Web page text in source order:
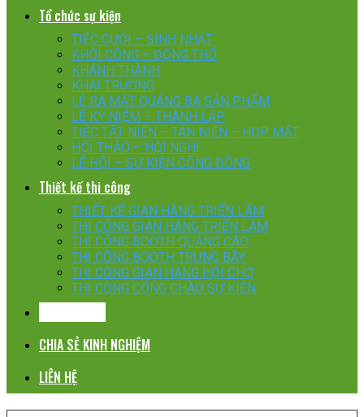
Tổ chức sự kiện
TIỆC CƯỚI – SINH NHẬT
KHỞI CÔNG – ĐỘNG THỔ
KHÁNH THÀNH
KHAI TRƯƠNG
LỄ RA MẮT QUÁNG BÁ SẢN PHẨM
LỄ KỶ NIỆM – THÀNH LẬP
TIỆC TẤT NIÊN – TÂN NIÊN – HỌP MẶT
HỘI THẢO – HỘI NGHỊ
LỄ HỘI – SỰ KIỆN CỘNG ĐỒNG
Thiết kế thi công
THIẾT KẾ GIAN HÀNG TRIỂN LÃM
THI CÔNG GIAN HÀNG TRIỂN LÃM
THI CÔNG BOOTH QUẢNG CÁO
THI CÔNG BOOTH TRƯNG BÀY
THI CÔNG GIAN HÀNG HỘI CHỢ
THI CÔNG CỔNG CHÀO SỰ KIỆN
CHIA SẺ KINH NGHIỆM
LIÊN HỆ